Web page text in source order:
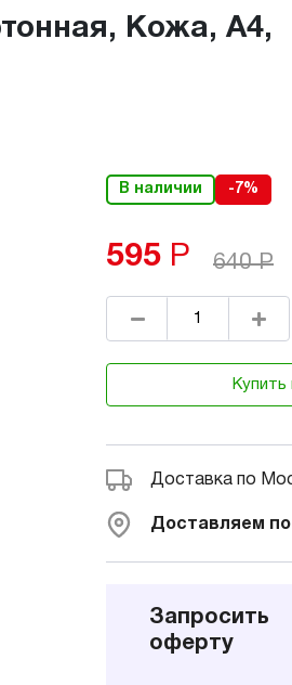
В наличии -7%
595 Р 640 Р
Купить
Доставка по
Доставляем по
Запросить
оферту